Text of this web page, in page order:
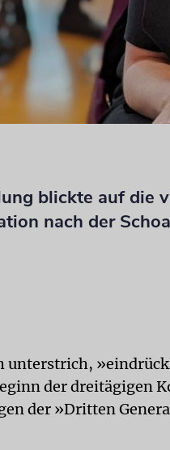
blickte auf die
nach der Schoa
unterstrich,
der dreitägigen
der »Dritten